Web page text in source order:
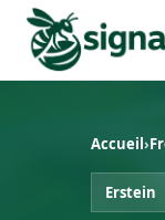
Accueil›
Erstein